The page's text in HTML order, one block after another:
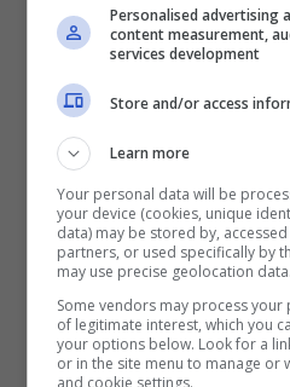
ULTIMI ARTICOLI
Crema
Personalised advertising
content measurement,
services development
Store and/or access
Learn more
Your personal data will be
your device (cookies, unique
data) may be stored by,
partners, or used specifically by
may use precise geolocation data.
Some vendors may process
of legitimate interest, which you
your options below. Look for a
or in the site menu to manage or
and cookie settings.